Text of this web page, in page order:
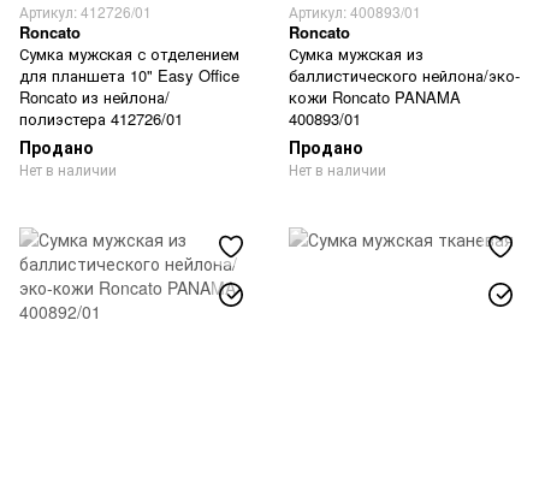
Артикул: 412726/01
Roncato
Сумка мужская с отделением
для планшета 10" Easy Office
Roncato из нейлона/
полиэстера 412726/01
Продано
Нет в наличии
Артикул: 400893/01
Roncato
Сумка мужская из
баллистического нейлона/эко-
кожи Roncato PANAMA
400893/01
Продано
Нет в наличии